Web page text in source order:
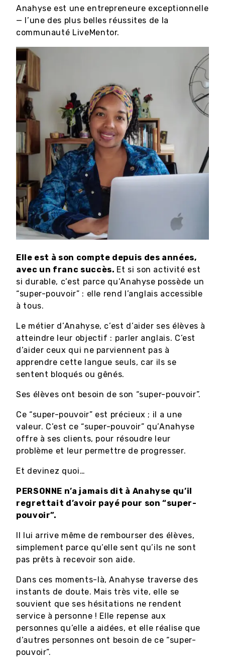
Anahyse est une entrepreneure exceptionnelle
— l’une des plus belles réussites de la
communauté LiveMentor.
Elle est à son compte depuis des années,
avec un franc succès. Et si son activité est
si durable, c’est parce qu’Anahyse possède un
“super-pouvoir” : elle rend l’anglais accessible
à tous.
Le métier d’Anahyse, c’est d’aider ses élèves à
atteindre leur objectif : parler anglais. C’est
d’aider ceux qui ne parviennent pas à
apprendre cette langue seuls, car ils se
sentent bloqués ou gênés.
Ses élèves ont besoin de son “super-pouvoir”.
Ce “super-pouvoir” est précieux ; il a une
valeur. C’est ce “super-pouvoir” qu’Anahyse
offre à ses clients, pour résoudre leur
problème et leur permettre de progresser.
Et devinez quoi…
PERSONNE n’a jamais dit à Anahyse qu’il
regrettait d’avoir payé pour son “super-
pouvoir”.
Il lui arrive même de rembourser des élèves,
simplement parce qu’elle sent qu’ils ne sont
pas prêts à recevoir son aide.
Dans ces moments-là, Anahyse traverse des
instants de doute. Mais très vite, elle se
souvient que ses hésitations ne rendent
service à personne ! Elle repense aux
personnes qu’elle a aidées, et elle réalise que
d’autres personnes ont besoin de ce “super-
pouvoir”.